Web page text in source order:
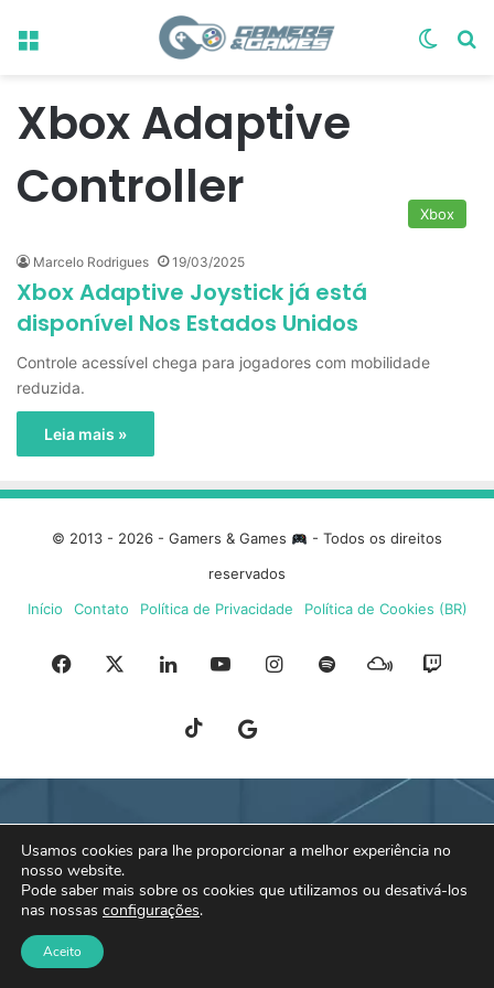
Menu
Xbox Adaptive
Controller
Xbox
Marcelo Rodrigues 19/03/2025
Xbox Adaptive Joystick já está
disponível Nos Estados Unidos
Controle acessível chega para jogadores com mobilidade
reduzida.
Leia mais »
© 2013 - 2026 - Gamers & Games
- Todos os direitos
reservados
Início
Contato Política de Privacidade Política de Cookies (BR)
Facebook LinkedinYouTubeInstagram
SpotifyMixcloud
TikTokGoogle
NewsSky
Usamos cookies para lhe proporcionar a melhor experiência no
nosso website.
Pode saber mais sobre os cookies que utilizamos ou desativá-los
nas nossas configurações.
Aceito